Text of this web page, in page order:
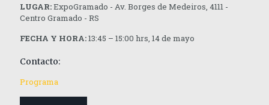
LUGAR:ExpoGramado - Av. Borges de Medeiros, 4111 -
Centro Gramado - RS
FECHA Y HORA:13:45 – 15:00 hrs, 14 de mayo
Contacto:
Programa